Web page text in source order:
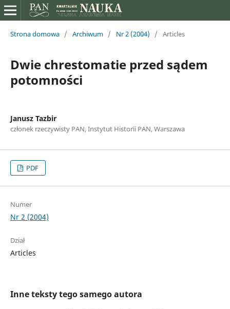
Strona domowa / Archiwum / Nr 2 (2004) / Articles
Dwie chrestomatie przed sądem
potomności
Janusz Tazbir
członek rzeczywisty PAN, Instytut Historii PAN, Warszawa
PDF
Numer
Nr 2 (2004)
Dział
Articles
Inne teksty tego samego autora